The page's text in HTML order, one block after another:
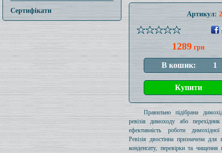
Сертифікати Артикул:
1289 грн
Правильно підібрана
ревізія димоходу або
ефективність роботи
Ревізія двостінна призначена для
конденсату, перевірки та чищення